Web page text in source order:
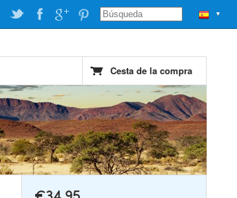
▼
Cesta de la compra